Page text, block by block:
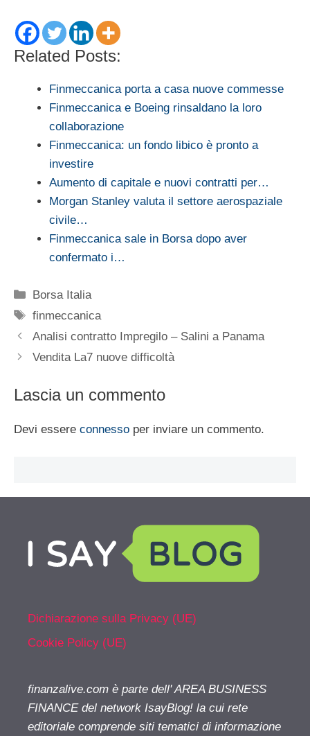
Related Posts:
Finmeccanica porta a casa nuove commesse
Finmeccanica e Boeing rinsaldano la loro
collaborazione
Finmeccanica: un fondo libico è pronto a
investire
Aumento di capitale e nuovi contratti per…
Morgan Stanley valuta il settore aerospaziale
civile…
Finmeccanica sale in Borsa dopo aver
confermato i…
Categorie
Borsa Italia
Tag
finmeccanica
Analisi contratto Impregilo – Salini a Panama
Vendita La7 nuove difficoltà
Lascia un commento
Devi essere connesso per inviare un commento.
Dichiarazione sulla Privacy (UE)
Cookie Policy (UE)
finanzalive.com è parte dell' AREA BUSINESS
FINANCE del network IsayBlog! la cui rete
editoriale comprende siti tematici di informazione